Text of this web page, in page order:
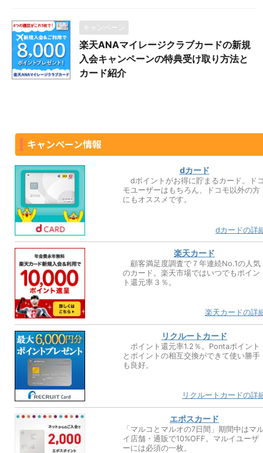
キャンペーン
楽天ANAマイレージクラブカードの新規
入会キャンペーンの特典受け取り方法と
カード紹介
キャンペーン情報
dカード
dポイントがお得に貯まるカード。ド
モユーザーはもちろん、ドコモ以外の方
にもオススメです。
dカードの詳
楽天カード
顧客満足度調査で７年連続No.1の人気
のカード。楽天市場ではいつでもポイン
ト還元率３％。
楽天カードの詳
リクルートカード
ポイント還元率1.2％。Pontaポイント
とポイントの相互交換ができて使い勝手
も良好。
リクルートカードの詳
エポスカード
「マルコとマルオの7日間」期間中はマ
イ店舗・通販で10%OFF。マルイユーザ
ーには必須の一枚。